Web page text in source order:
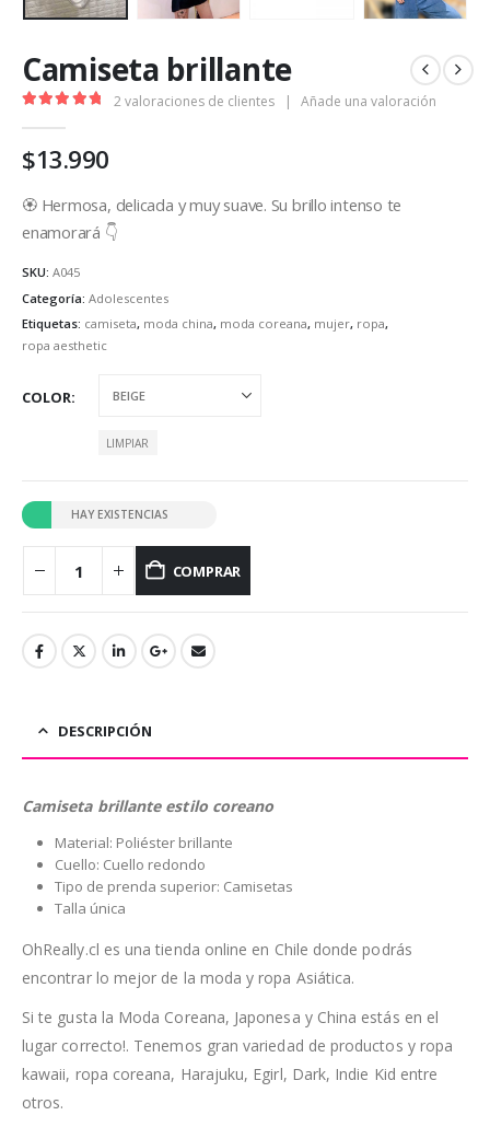
Camiseta brillante
2valoraciones de clientes | Añade una valoración
$13.990
🏵 Hermosa, delicada y muy suave. Su brillo intenso te
enamorará 👇
SKU: A045
Categoría: Adolescentes
Etiquetas: camiseta, moda china, moda coreana, mujer, ropa,
ropa aesthetic
COLOR
LIMPIAR
HAY EXISTENCIAS
COMPRAR
DESCRIPCIÓN
Camiseta brillante estilo coreano
Material: Poliéster brillante
Cuello: Cuello redondo
Tipo de prenda superior: Camisetas
Talla única
OhReally.cl es una tienda online en Chile donde podrás
encontrar lo mejor de la moda y ropa Asiática.
Si te gusta la Moda Coreana, Japonesa y China estás en el
lugar correcto!. Tenemos gran variedad de productos y ropa
kawaii, ropa coreana, Harajuku, Egirl, Dark, Indie Kid entre
otros.